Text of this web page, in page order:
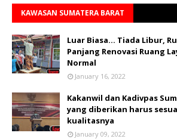
KAWASAN SUMATERA BARAT
Luar Biasa... Tiada Libur,
Panjang Renovasi Ruang
Normal
January 16, 2022
Kakanwil dan Kadivpas
yang diberikan harus
kualitasnya
January 09, 2022